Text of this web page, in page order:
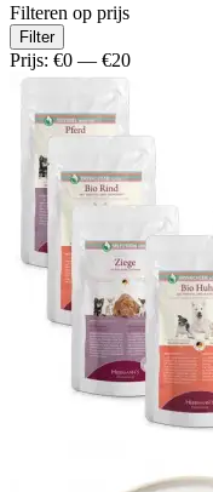
Filteren op prijs
Min.
prijs
Max.
prijs
Filter
Prijs: €0 — €20